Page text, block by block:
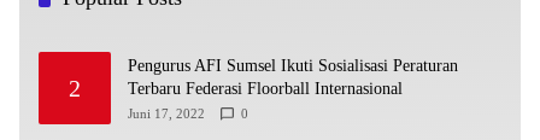
2
Pengurus AFI Sumsel Ikuti Sosialisasi Peraturan
Terbaru Federasi Floorball Internasional
Juni 17, 2022 0